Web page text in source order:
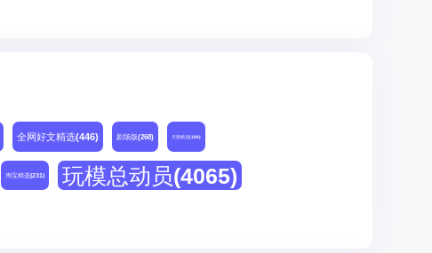
全网好文精选(446) 剧场版(268) 天猫精选(180)
淘宝精选(231) 玩模总动员(4065)